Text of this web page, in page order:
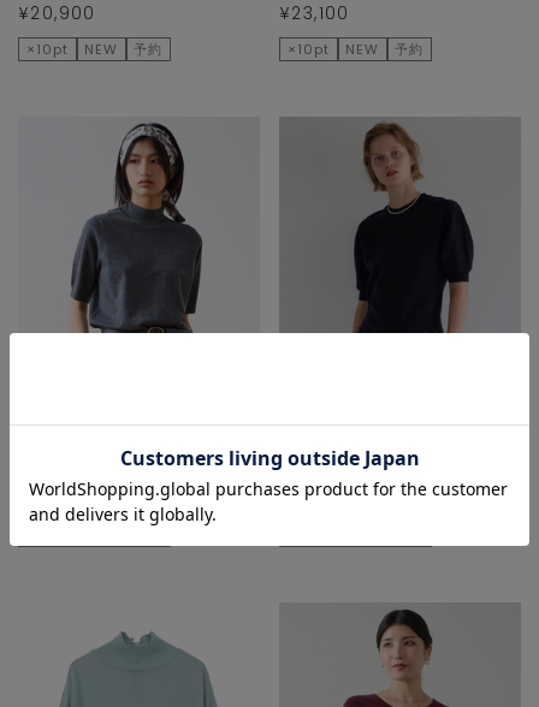
¥20,900
×10pt NEW 予約
¥23,100
×10pt NEW 予約
ニット/セーター
¥20,900
ニット/セーター
¥28,600